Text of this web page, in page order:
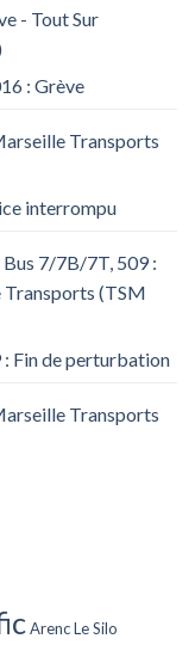
- Tout Sur
: Grève
Transports
interrompu
7/7B/7T, 509 :
Transports (TSM
Fin de perturbation
Transports
Arenc Le Silo